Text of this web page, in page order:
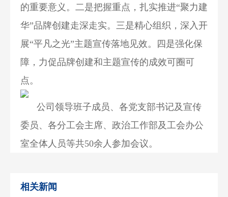
的重要意义。二是把握重点，扎实推进“聚力建
华”品牌创建走深走实。三是精心组织，深入开
展“平凡之光”主题宣传落地见效。四是强化保
障，力促品牌创建和主题宣传的成效可圈可
点。
公司领导班子成员、各党支部书记及宣传
委员、各分工会主席、政治工作部及工会办公
室全体人员等共50余人参加会议。
相关新闻